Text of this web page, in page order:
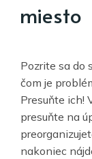
miesto
Pozrite sa do
čom je
Presuňte ich!
presuňte na
nakoniec